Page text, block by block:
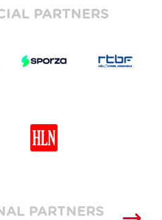
PARTNERS
PARTNERS